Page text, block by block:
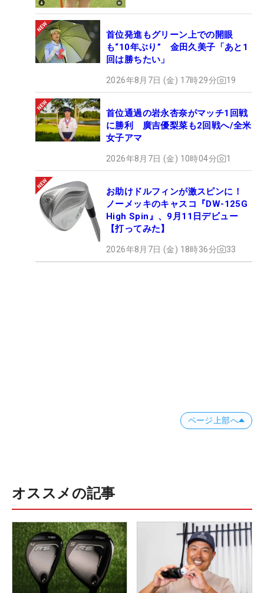
首位発進もグリーン上での開眼
も“10年ぶり” 金田久美子「あと1
回は勝ちたい」
2026年8月7日 (金) 17時29分 19
首位通過の岩永杏奈がマッチ1回戦
に勝利 廣吉優梨菜も2回戦へ/全米
女子アマ
2026年8月7日 (金) 10時04分 1
お助けドルフィンが激スピンに！
ノーメッキのキャスコ『DW-125G
High Spin』、9月11日デビュー
【打ってみた】
2026年8月7日 (金) 18時36分 33
ページ上部へ
オススメの記事